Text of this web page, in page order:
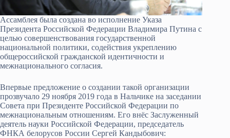
Ассамблея была создана во исполнение Указа
Президента Российской Федерации Владимира Путина с
целью совершенствования государственной
национальной политики, содействия укреплению
общероссийской гражданской идентичности и
межнационального согласия.
Впервые предложение о создании такой организации
прозвучало 29 ноября 2019 года в Нальчике на заседании
Совета при Президенте Российской Федерации по
межнациональным отношениям. Его внёс Заслуженный
деятель науки Российской Федерации, председатель
ФНКА белорусов России Сергей Кандыбович: